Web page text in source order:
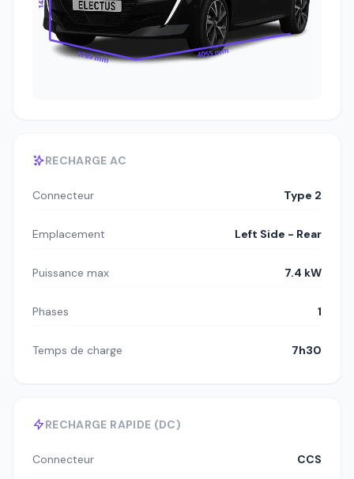
1765 mm 4055 mm
RECHARGE AC
Connecteur Type 2
Emplacement Left Side - Rear
Puissance max 7.4 kW
Phases 1
Temps de charge 7h30
RECHARGE RAPIDE (DC)
Connecteur CCS